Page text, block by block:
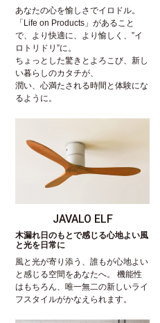
あなたの心を愉しさでイロドル。
「Life on Products」があること
で、より快適に、より愉しく、”イ
ロトリドリ”に。
ちょっとした驚きとよろこび、新し
い暮らしのカタチが、
潤い、心満たされる時間と体験にな
るように。
JAVALO ELF
木漏れ日のもとで感じる心地よい風
と光を日常に
風と光が寄り添う、誰もが心地よい
と感じる空間をあなたへ。 機能性
はもちろん、唯一無二の新しいライ
フスタイルがかなえられます。